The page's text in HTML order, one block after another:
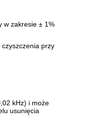
w zakresie ± 1%
przy
kHz) i może
usunięcia